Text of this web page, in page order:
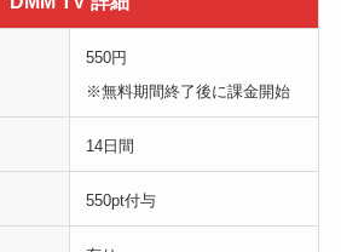
550円
※無料期間終了後に課金開始
14日間
550pt付与